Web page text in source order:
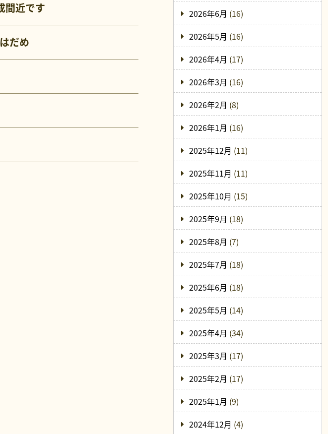
間近です
だめ
2026年6月 (16)
2026年5月 (16)
2026年4月 (17)
2026年3月 (16)
2026年2月 (8)
2026年1月 (16)
2025年12月 (11)
2025年11月 (11)
2025年10月 (15)
2025年9月 (18)
2025年8月 (7)
2025年7月 (18)
2025年6月 (18)
2025年5月 (14)
2025年4月 (34)
2025年3月 (17)
2025年2月 (17)
2025年1月 (9)
2024年12月 (4)